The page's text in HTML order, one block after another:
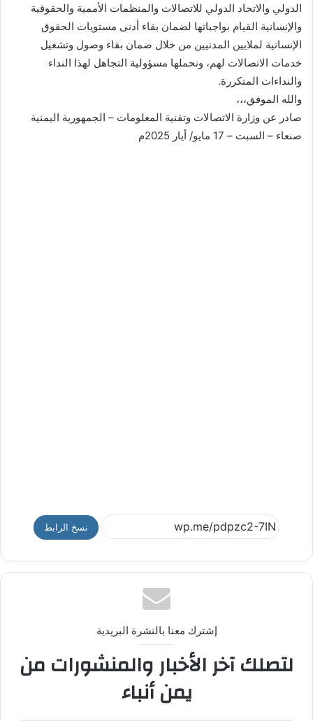
الدولي والاتحاد الدولي للاتصالات والمنظمات الأممية والحقوقية
والإنسانية القيام بواجباتها لضمان بقاء أدنى مستويات الحقوق
الإنسانية لملايين المدنيين من خلال ضمان بقاء وصول وتشغيل
خدمات الاتصالات لهم، ونحملها مسؤولية التجاهل لهذا النداء
والنداءات المتكررة.
والله الموفق،،،
صادر عن وزارة الاتصالات وتقنية المعلومات – الجمهورية اليمنية
صنعاء – السبت – 17 مايو/ أيار 2025م
نسخ الرابط
إشترك معنا بالنشرة البريدية
لتصلك آخر الأخبار والمنشورات من
يمن أنباء